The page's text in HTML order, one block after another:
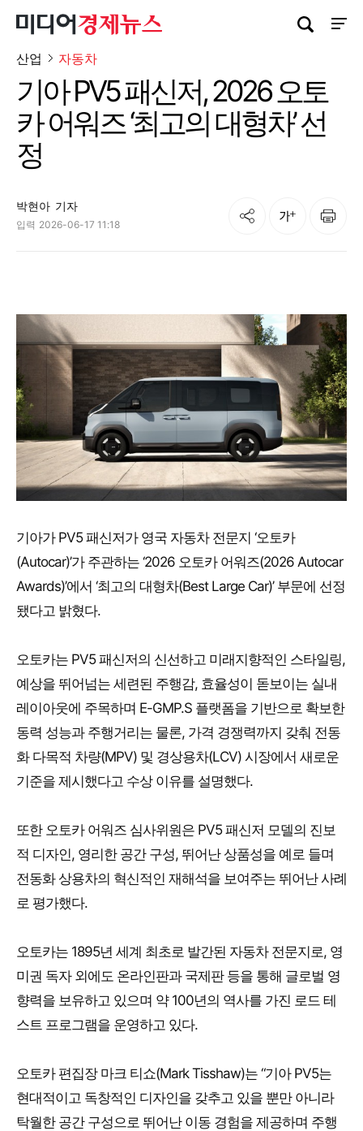
사이
검색창 열기
산업 자동차
기아 PV5 패신저, 2026 오토
카 어워즈 ‘최고의 대형차’ 선
정
박현아 기자
입력 2026-06-17 11:18
공유 글자크기 인쇄
기아가 PV5 패신저가 영국 자동차 전문지 ‘오토카
(Autocar)’가 주관하는 ‘2026 오토카 어워즈(2026 Autocar
Awards)’에서 ‘최고의 대형차(Best Large Car)’ 부문에 선정
됐다고 밝혔다.
오토카는 PV5 패신저의 신선하고 미래지향적인 스타일링,
예상을 뛰어넘는 세련된 주행감, 효율성이 돋보이는 실내
레이아웃에 주목하며 E-GMP.S 플랫폼을 기반으로 확보한
동력 성능과 주행거리는 물론, 가격 경쟁력까지 갖춰 전동
화 다목적 차량(MPV) 및 경상용차(LCV) 시장에서 새로운
기준을 제시했다고 수상 이유를 설명했다.
또한 오토카 어워즈 심사위원은 PV5 패신저 모델의 진보
적 디자인, 영리한 공간 구성, 뛰어난 상품성을 예로 들며
전동화 상용차의 혁신적인 재해석을 보여주는 뛰어난 사례
로 평가했다.
오토카는 1895년 세계 최초로 발간된 자동차 전문지로, 영
미권 독자 외에도 온라인판과 국제판 등을 통해 글로벌 영
향력을 보유하고 있으며 약 100년의 역사를 가진 로드 테
스트 프로그램을 운영하고 있다.
오토카 편집장 마크 티쇼(Mark Tisshaw)는 “기아 PV5는
현대적이고 독창적인 디자인을 갖추고 있을 뿐만 아니라
탁월한 공간 구성으로 뛰어난 이동 경험을 제공하며 주행